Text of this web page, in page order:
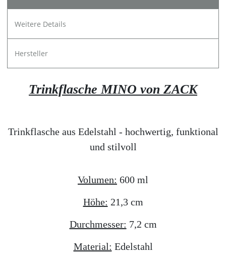
Weitere Details
Hersteller
Trinkflasche MINO von ZACK
Trinkflasche aus Edelstahl - hochwertig, funktional
und stilvoll
Volumen: 600 ml
Höhe: 21,3 cm
Durchmesser: 7,2 cm
Material: Edelstahl